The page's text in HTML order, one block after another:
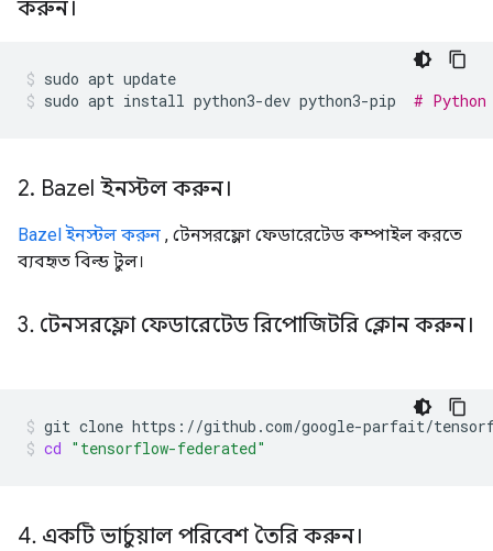
করুন।
sudo apt update
sudo apt install python3-dev python3-pip # Python
2. Bazel ইনস্টল করুন।
Bazel ইনস্টল করুন , টেনসরফ্লো ফেডারেটেড কম্পাইল করতে
ব্যবহৃত বিল্ড টুল।
3. টেনসরফ্লো ফেডারেটেড রিপোজিটরি ক্লোন করুন।
git clone https://github.com/google-parfait/
cd "tensorflow-federated"
4. একটি ভার্চুয়াল পরিবেশ তৈরি করুন।